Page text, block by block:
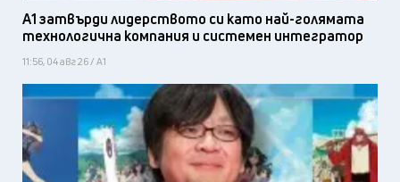
А1 затвърди лидерството си като най-голямата
технологична компания и системен интегратор
11:56, 04 авг 26 / А1